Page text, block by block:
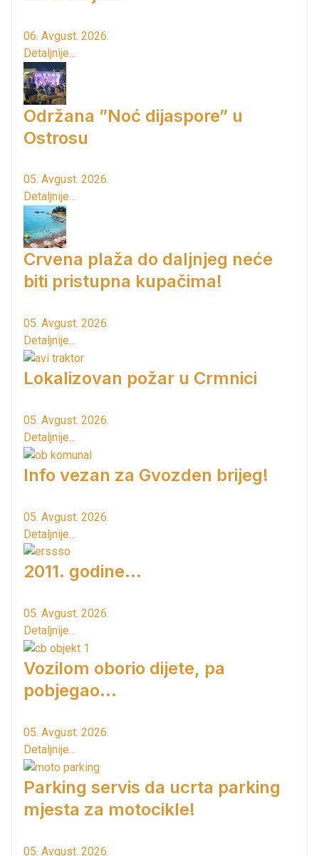
06. Avgust. 2026.
Detaljnije...
Održana ”Noć dijaspore” u
Ostrosu
05. Avgust. 2026.
Detaljnije...
Crvena plaža do daljnjeg neće
biti pristupna kupačima!
05. Avgust. 2026.
Detaljnije...
Lokalizovan požar u Crmnici
05. Avgust. 2026.
Detaljnije...
Info vezan za Gvozden brijeg!
05. Avgust. 2026.
Detaljnije...
2011. godine...
05. Avgust. 2026.
Detaljnije...
Vozilom oborio dijete, pa
pobjegao...
05. Avgust. 2026.
Detaljnije...
Parking servis da ucrta parking
mjesta za motocikle!
05. Avgust. 2026.